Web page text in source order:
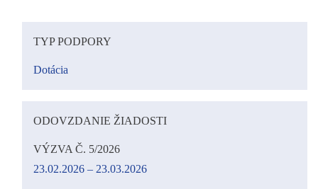
TYP PODPORY
Dotácia
ODOVZDANIE ŽIADOSTI
VÝZVA Č. 5/2026
23.02.2026 – 23.03.2026